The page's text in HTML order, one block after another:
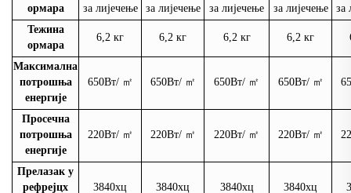
ормара
за лијечење
за лијечење
за лијечење
за лијечење
за
Тежина
ормара
6,2 кг 6,2 кг 6,2 кг 6,2 кг
Максимална
потрошња
енергије
650Вт/ ㎡ 650Вт/ ㎡ 650Вт/ ㎡ 650Вт/ ㎡
Просечна
потрошња
енергије
220Вт/ ㎡ 220Вт/ ㎡ 220Вт/ ㎡ 220Вт/ ㎡
Прелазак у
рефрејцх
3840хц 3840хц 3840хц 3840хц